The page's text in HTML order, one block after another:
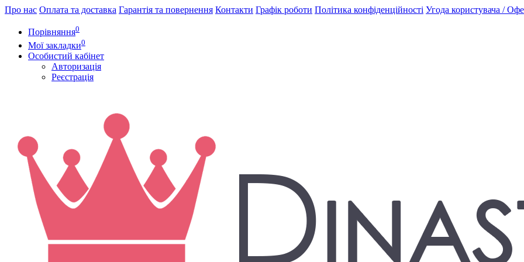
Про нас Оплата та доставка Гарантія та повернення Контакти Графік роботи Політика конфіденційності Угода користувача /
Порівняння0
Мої закладки0
Особистий кабінет
Авторизація
Реєстрація